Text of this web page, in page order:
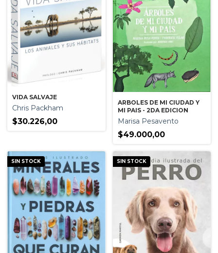
VIDA SALVAJE
Chris Packham
$30.226,00
ARBOLES DE MI CIUDAD Y
MI PAIS - 2DA EDICION
Marisa Pesavento
$49.000,00
SIN STOCK SIN STOCK